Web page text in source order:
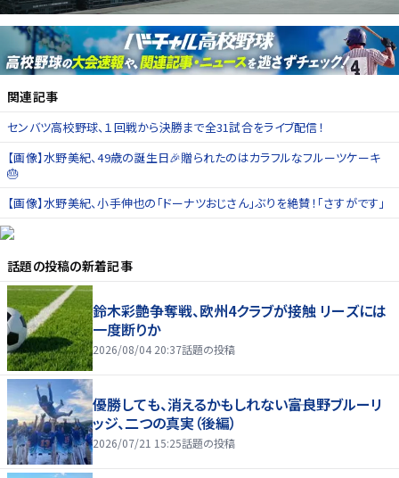
関連記事
センバツ高校野球、１回戦から決勝まで全31試合をライブ配信！
【画像】水野美紀、49歳の誕生日🎉贈られたのはカラフルなフルーツケーキ
🎂
【画像】水野美紀、小手伸也の「ドーナツおじさん」ぶりを絶賛！「さすがです」
話題の投稿の新着記事
鈴木彩艶争奪戦、欧州4クラブが接触 リーズには
一度断りか
2026/08/04 20:37話題の投稿
優勝しても、消えるかもしれない――富良野ブルーリ
ッジ、二つの真実（後編）
2026/07/21 15:25話題の投稿